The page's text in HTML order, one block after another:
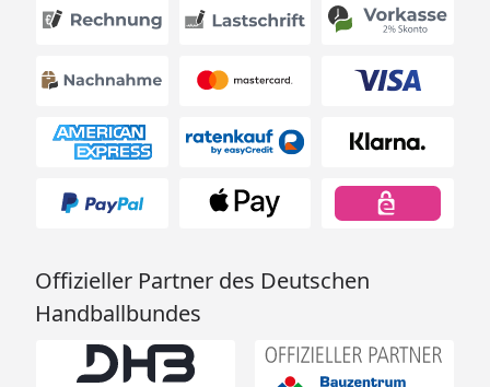
Offizieller Partner des Deutschen
Handballbundes